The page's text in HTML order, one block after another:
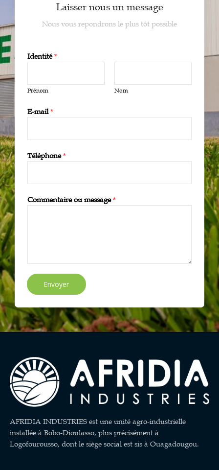
Laisser nous un message
Nous vous repondrons le plus tôt possible
Identité*
Prénom Nom
E-mail*
Téléphone*
Commentaire ou message*
Envoyer
AFRIDIA INDUSTRIES est une unité agro-industrielle
installée à Bobo-Dioulasso, plus précisément à
Logofourousso, dont le siège social est sis à Ouagadougou.